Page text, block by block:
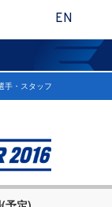
EN
手・スタッフ